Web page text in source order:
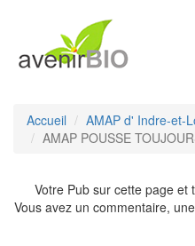
Accueil AMAP d' Indre-et-
AMAP POUSSE
Votre Pub sur cette page et
Vous avez un commentaire,